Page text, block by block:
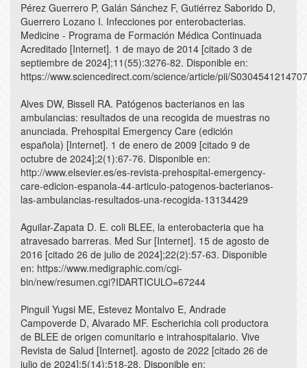
Pérez Guerrero P, Galán Sánchez F, Gutiérrez Saborido D,
Guerrero Lozano I. Infecciones por enterobacterias.
Medicine - Programa de Formación Médica Continuada
Acreditado [Internet]. 1 de mayo de 2014 [citado 3 de
septiembre de 2024];11(55):3276-82. Disponible en:
https://www.sciencedirect.com/science/article/pii/
Alves DW, Bissell RA. Patógenos bacterianos en las
ambulancias: resultados de una recogida de muestras no
anunciada. Prehospital Emergency Care (edición
española) [Internet]. 1 de enero de 2009 [citado 9 de
octubre de 2024];2(1):67-76. Disponible en:
http://www.elsevier.es/es-revista-prehospital-emergency-
care-edicion-espanola-44-articulo-patogenos-bacterianos-
las-ambulancias-resultados-una-recogida-13134429
Aguilar-Zapata D. E. coli BLEE, la enterobacteria que ha
atravesado barreras. Med Sur [Internet]. 15 de agosto de
2016 [citado 26 de julio de 2024];22(2):57-63. Disponible
en: https://www.medigraphic.com/cgi-
bin/new/resumen.cgi?IDARTICULO=67244
Pinguil Yugsi ME, Estevez Montalvo E, Andrade
Campoverde D, Alvarado MF. Escherichia coli productora
de BLEE de origen comunitario e intrahospitalario. Vive
Revista de Salud [Internet]. agosto de 2022 [citado 26 de
julio de 2024];5(14):518-28. Disponible en: